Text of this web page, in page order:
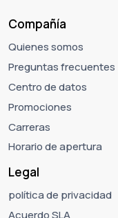
Compañía
Quienes somos
Preguntas frecuentes
Centro de datos
Promociones
Carreras
Horario de apertura
Legal
política de privacidad